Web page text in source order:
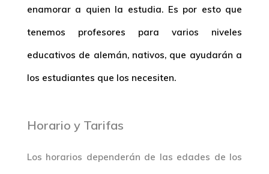
enamorar a quien la estudia. Es por esto que
tenemos profesores para varios niveles
educativos de alemán, nativos, que ayudarán a
los estudiantes que los necesiten.
Horario y Tarifas
Los horarios dependerán de las edades de los